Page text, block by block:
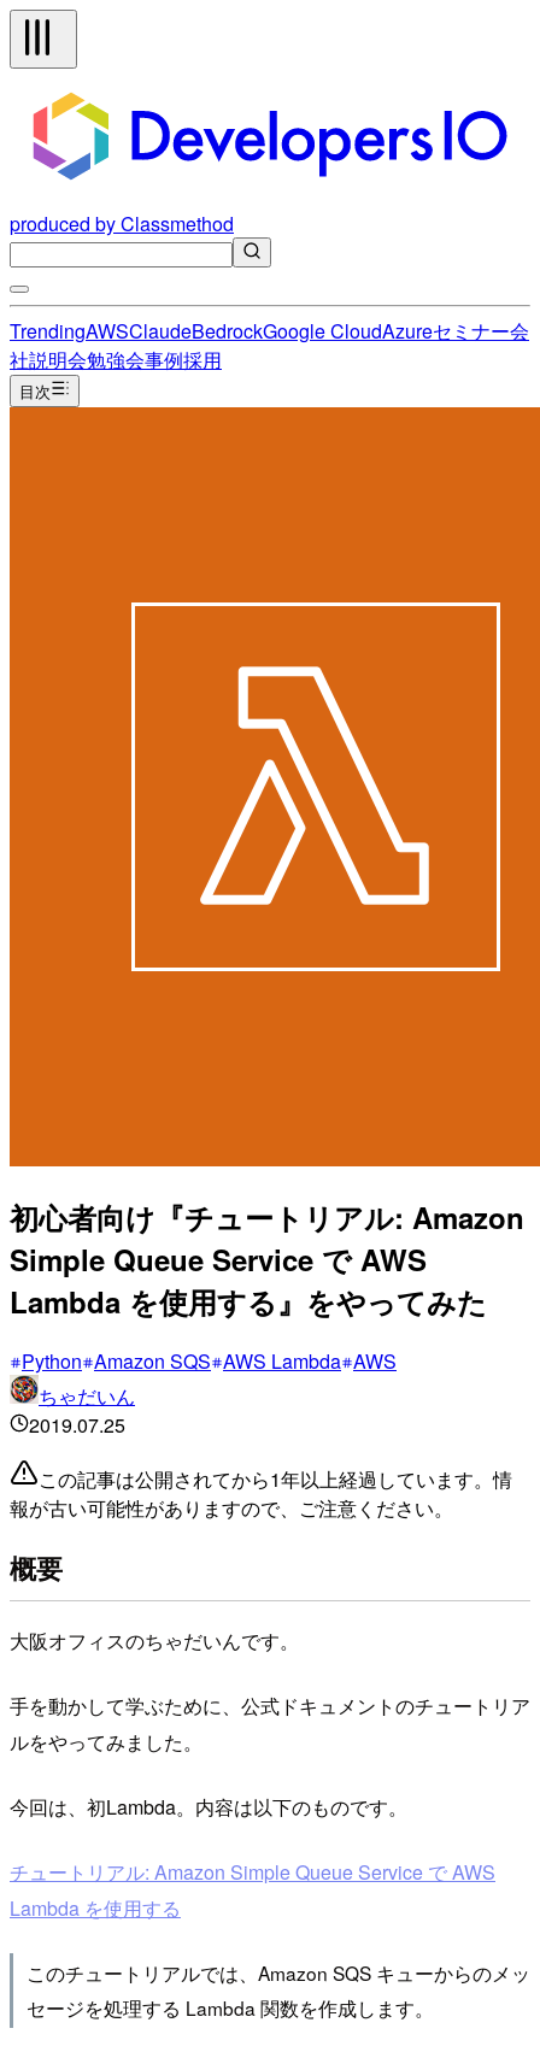
produced by Classmethod
TrendingAWSClaudeBedrockGoogle CloudAzureセミナー会
社説明会勉強会事例採用
目次
初心者向け『チュートリアル: Amazon
Simple Queue Service で AWS
Lambda を使用する』をやってみた
Python Amazon SQS AWS Lambda AWS
ちゃだいん
2019.07.25
この記事は公開されてから1年以上経過しています。情
報が古い可能性がありますので、ご注意ください。
概要
大阪オフィスのちゃだいんです。
手を動かして学ぶために、公式ドキュメントのチュートリア
ルをやってみました。
今回は、初Lambda。内容は以下のものです。
チュートリアル: Amazon Simple Queue Service で AWS
Lambda を使用する
このチュートリアルでは、Amazon SQS キューからのメッ
セージを処理する Lambda 関数を作成します。